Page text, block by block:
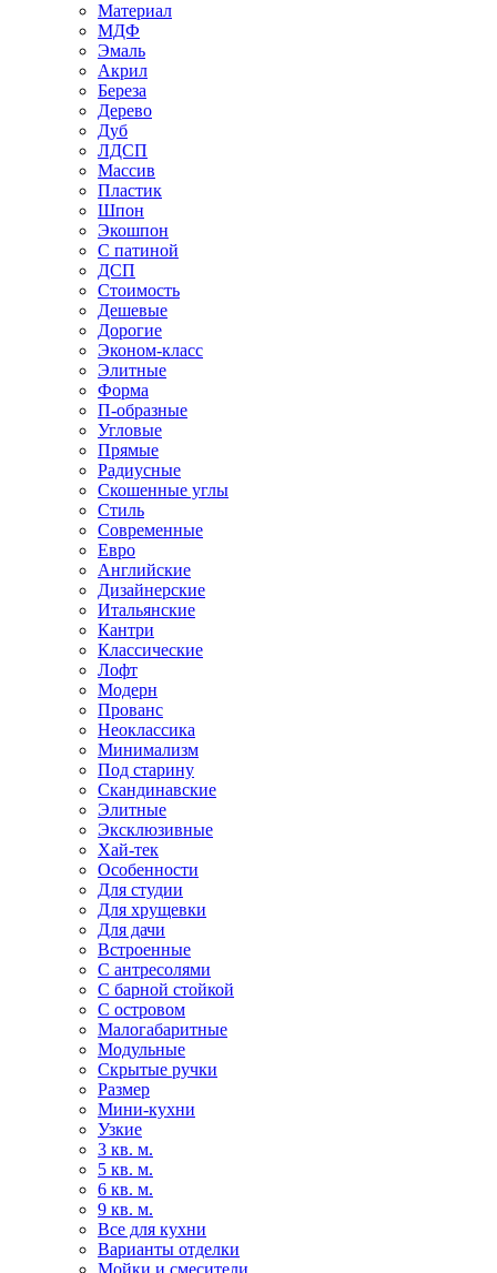
Материал
МДФ
Эмаль
Акрил
Береза
Дерево
Дуб
ЛДСП
Массив
Пластик
Шпон
Экошпон
С патиной
ДСП
Стоимость
Дешевые
Дорогие
Эконом-класс
Элитные
Форма
П-образные
Угловые
Прямые
Радиусные
Скошенные углы
Стиль
Современные
Евро
Английские
Дизайнерские
Итальянские
Кантри
Классические
Лофт
Модерн
Прованс
Неоклассика
Минимализм
Под старину
Скандинавские
Элитные
Эксклюзивные
Хай-тек
Особенности
Для студии
Для хрущевки
Для дачи
Встроенные
С антресолями
С барной стойкой
С островом
Малогабаритные
Модульные
Скрытые ручки
Размер
Мини-кухни
Узкие
3 кв. м.
5 кв. м.
6 кв. м.
9 кв. м.
Все для кухни
Варианты отделки
Мойки и смесители